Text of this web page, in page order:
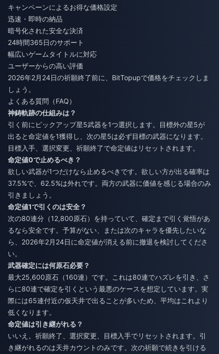
キャンペーンによるお得な価格設定
迅速・即時の納品
暗号化された安全な決済
24時間365日のサポート
幅広いゲームタイトルに対応
ユーザーからの高い評価
2026年2月24日の祈願終了前に、BitTopupで価格をチェックしま
しょう。
よくある質問（FAQ）
神鋳軌跡の仕組みは？
引く前にピックアップ星5武器を1つ選択します。目標外の星5が
出ると命定値を1獲得し、次の星5は必ず目標の武器になります。
目標入手、選択変更、祈願終了で命定値はリセットされます。
命定値0で止めるべき？
欲しい武器が1つだけなら止めるべきです。欲しい方が出る確率は
37.5%で、62.5%は外れです。両方の武器に価値を感じる場合のみ
引きましょう。
命定値1で引くのは安全？
次の80連分（12,800原石）を持っていて、確定まで引く覚悟があ
るなら安全です。予算がない、または次のキャラを優先したいな
ら、2026年2月24日に命定値が消える前に撤退を検討してくださ
い。
武器確定には何原石必要？
最大25,600原石（160連）です。これは80連でハズレを引き、さ
らに80連で確定を引くという最悪のケースを想定しています。実
際には65連付近の仮天井で出ることが多いため、平均はこれより
低くなります。
命定値は引き継がれる？
いいえ。祈願終了、選択変更、目標入手でリセットされます。引
き継がれるのは天井カウントのみです。次の祈願で続きを引ける